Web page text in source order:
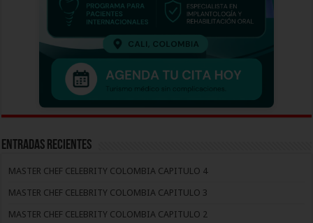
Entradas recientes
MASTER CHEF CELEBRITY COLOMBIA CAPITULO 4
MASTER CHEF CELEBRITY COLOMBIA CAPITULO 3
MASTER CHEF CELEBRITY COLOMBIA CAPITULO 2